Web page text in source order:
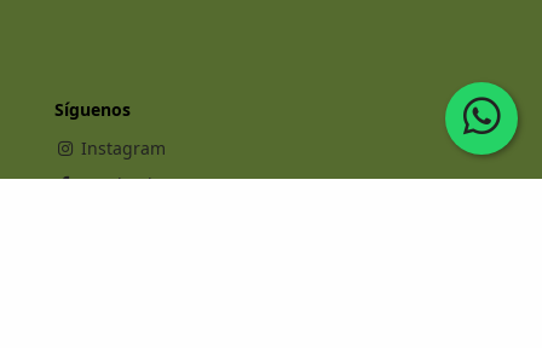
Síguenos
Instagram
Facebook